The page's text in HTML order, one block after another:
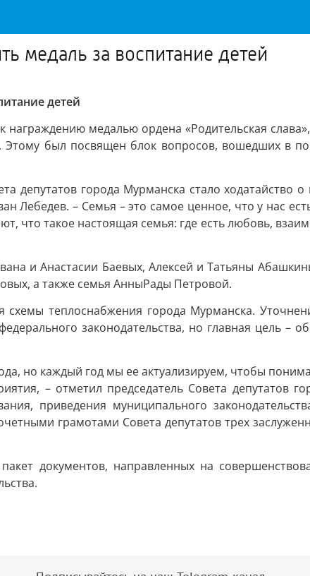
медаль за воспитание детей
детей
медалью ордена «Родительская
был посвящен блок вопросов, вошедших в
депутатов города Мурманска стало
Лебедев. – Семья – это самое ценное, что у нас
что такое настоящая семья: где есть любовь,
и Анастасии Баевых, Алексей и Татьяны
а также семья АнныРады Петровой.
теплоснабжения города Мурманска.
законодательства, но главная цель –
но каждый год мы ее актуализируем, чтобы
– отметил председатель Совета
приведения муниципального
грамотами Совета депутатов трех
документов, направленных на